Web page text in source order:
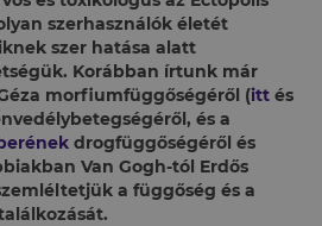
szerhasználók életét
szer hatása alatt
Korábban írtunk már
morfiumfüggőségéről (itt és
, és a
drogfüggőségéről és
Van Gogh-tól Erdős
a függőség és a